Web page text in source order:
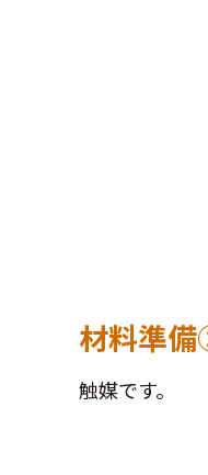
材料準
触媒です。